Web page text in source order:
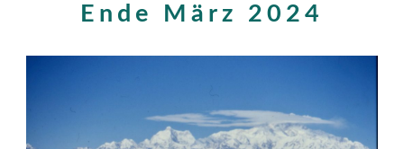
Ende März 2024